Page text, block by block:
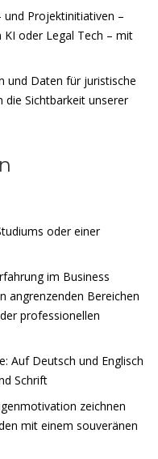
Projektinitiativen –
KI oder Legal Tech – mit
und Daten für juristische
die Sichtbarkeit unserer
oder einer
im Business
angrenzenden Bereichen
professionellen
Auf Deutsch und Englisch
Schrift
zeichnen
mit einem souveränen